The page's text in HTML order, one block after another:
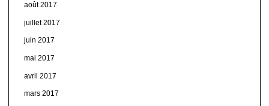
août 2017
juillet 2017
juin 2017
mai 2017
avril 2017
mars 2017